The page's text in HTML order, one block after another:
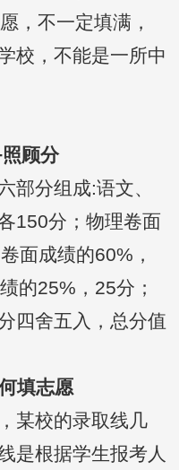
，不一定填满，
校，不能是一所中
顾分
分组成:语文、
150分；物理卷面
面成绩的60%，
的25%，25分；
四舍五入，总分值
填志愿
校的录取线几
是根据学生报考人